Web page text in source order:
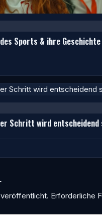
Sports & ihre Geschichte
Schritt wird entscheidend
Erforderliche